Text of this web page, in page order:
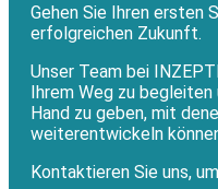
Gehen Sie Ihren ersten
erfolgreichen Zukunft.
Unser Team bei
Ihrem Weg zu begleiten
Hand zu geben, mit
weiterentwickeln
Kontaktieren Sie uns,